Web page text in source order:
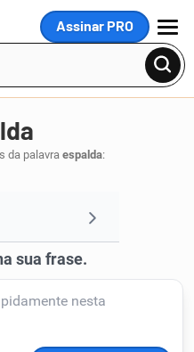
Assinar PRO
MENU
da palavra espalda: